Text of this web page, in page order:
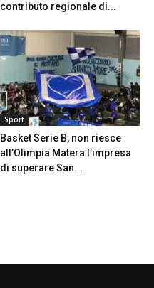
contributo regionale di...
Sport
Basket Serie B, non riesce
all’Olimpia Matera l’impresa
di superare San...